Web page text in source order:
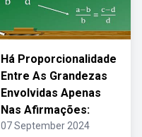
Há Proporcionalidade
Entre As Grandezas
Envolvidas Apenas
Nas Afirmações:
07 September 2024